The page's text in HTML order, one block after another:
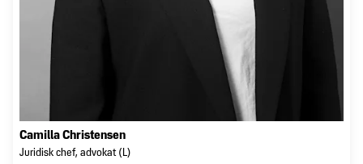
Camilla Christensen
Juridisk chef, advokat (L)